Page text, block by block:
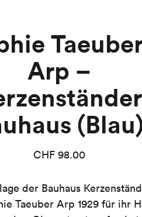
Arp –
(Blau)
CHF98.00
der Bauhaus
Taeuber Arp 1929 für ihr